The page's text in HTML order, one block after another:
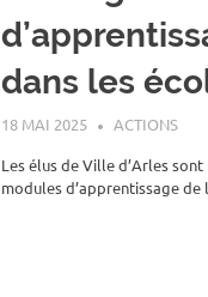
dans les
18 MAI 2025 ROGER
ACTIONS
Les élus de Ville d’Arles
modules d’apprentissage